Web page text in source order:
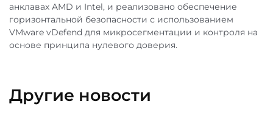
анклавах AMD и Intel, и реализовано обеспечение
горизонтальной безопасности с использованием
VMware vDefend для микросегментации и контроля на
основе принципа нулевого доверия.
Другие новости